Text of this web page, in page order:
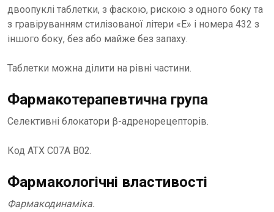
двоопуклі таблетки, з фаскою, рискою з одного боку та
з гравіруванням стилізованої літери «E» і номера 432 з
іншого боку, без або майже без запаху.
Таблетки можна ділити на рівні частини.
Фармакотерапевтична група
Селективні блокатори β-адренорецепторів.
Код АТХ С07А В02.
Фармакологічні властивості
Фармакодинаміка.